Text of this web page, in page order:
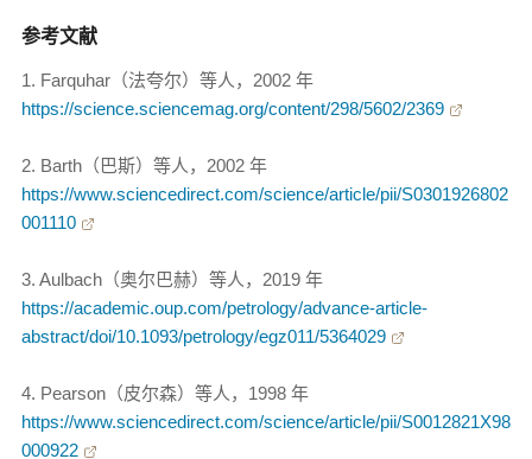
参考文献
1. Farquhar（法夸尔）等人，2002 年
https://science.sciencemag.org/content/298/5602/2369
2. Barth（巴斯）等人，2002 年
https://www.sciencedirect.com/science/article/pii/S0301926802
001110
3. Aulbach（奥尔巴赫）等人，2019 年
https://academic.oup.com/petrology/advance-article-
abstract/doi/10.1093/petrology/egz011/5364029
4. Pearson（皮尔森）等人，1998 年
https://www.sciencedirect.com/science/article/pii/S0012821X98
000922